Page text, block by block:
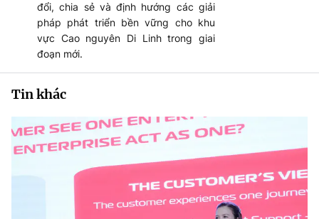
đổi, chia sẻ và định hướng các giải
pháp phát triển bền vững cho khu
vực Cao nguyên Di Linh trong giai
đoạn mới.
Tin khác